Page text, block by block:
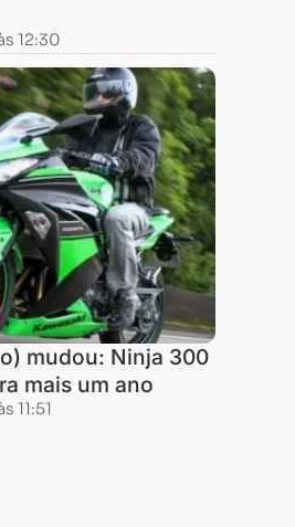
12:30
mudou: Ninja 300
mais um ano
11:51